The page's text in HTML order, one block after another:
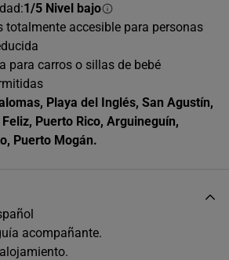
2026
J
1
2
6 7 8
9
13
16
(1)
1/5 Nivel bajo
totalmente accesible para personas
para carros o sillas de bebé
Playa del Inglés, San Agustín,
Feliz, Puerto Rico, Arguineguín,
Puerto Mogán.
acompañante.